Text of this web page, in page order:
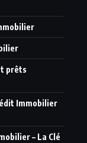
prêts
Immobilier
– La Clé